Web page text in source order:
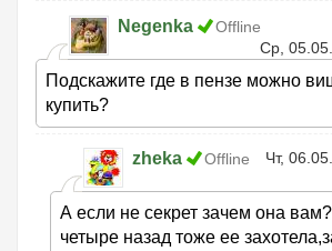
Negenka
Offline
Ср,
Подскажите где в пензе можно
купить?
zheka Offline Чт,
А если не секрет зачем она
четыре назад тоже ее